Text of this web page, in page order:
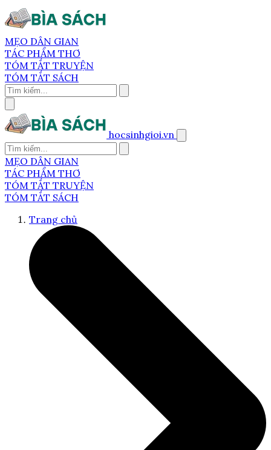
MẸO DÂN GIAN
TÁC PHẨM THƠ
TÓM TẮT TRUYỆN
TÓM TẮT SÁCH
hocsinhgioi.vn
MẸO DÂN GIAN
TÁC PHẨM THƠ
TÓM TẮT TRUYỆN
TÓM TẮT SÁCH
Trang chủ